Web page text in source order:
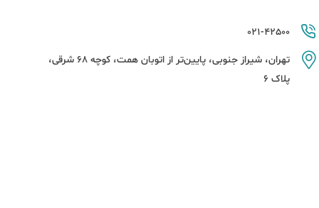
021-42500
تهران، شیراز جنوبی، پایین‌تر از اتوبان همت، کوچه 68 شرقی،
پلاک 6